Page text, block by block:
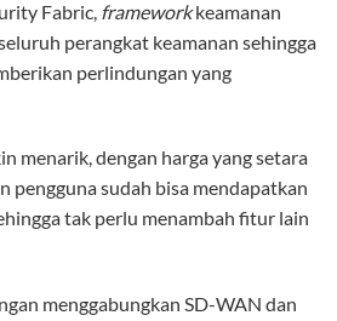
Fabric, frameworkkeamanan
perangkat keamanan sehingga
perlindungan yang
menarik, dengan harga yang setara
pengguna sudah bisa mendapatkan
tak perlu menambah fitur lain
menggabungkan SD-WAN dan